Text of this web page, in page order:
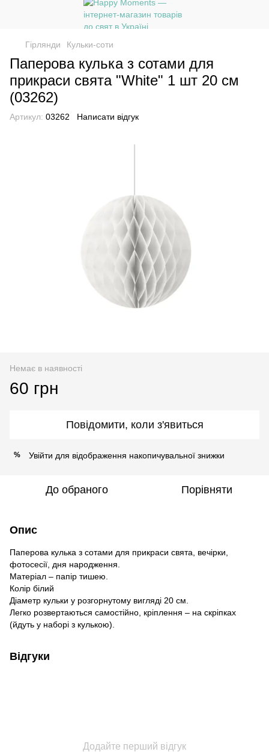
Гірлянди Кульки-соти
Паперова кулька з сотами для
прикраси свята "White" 1 шт 20 см
(03262)
Артикул: 03262 Написати відгук
Немає в наявності
60 грн
Повідомити, коли з'явиться
% Увійти для відображення накопичувальної знижки
До обраного Порівняти
Опис
Паперова кулька з сотами для прикраси свята, вечірки,
фотосесії, дня народження.
Матеріал – папір тишею.
Колір білий
Діаметр кульки у розгорнутому вигляді 20 см.
Легко розвертаються самостійно, кріплення – на скріпках
(йдуть у наборі з кулькою).
Відгуки
Додайте перший відгук